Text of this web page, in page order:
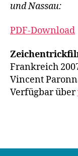
und Nassau:
PDF-Download
Frankreich
Vincent
Verfügbar über